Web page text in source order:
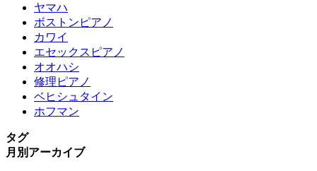
ヤマハ
ボストンピアノ
カワイ
エセックスピアノ
オオハシ
修理ピアノ
ベヒシュタイン
ホフマン
タグ
月別アーカイブ